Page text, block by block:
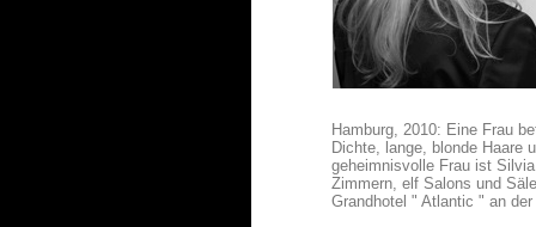
Hamburg, 2010: Eine Frau
Dichte, lange, blonde Haare
geheimnisvolle Frau ist
Zimmern, elf Salons und
Grandhotel " Atlantic " an